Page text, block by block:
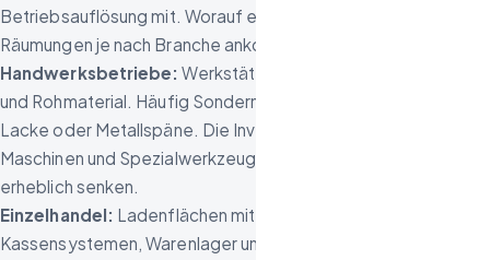
Betriebsauflösung mit. Worauf es bei gewerblichen
Räumungen je nach Branche ankommt:
Handwerksbetriebe: Werkstätten mit Maschinen, Werkzeug
und Rohmaterial. Häufig Sondermüll wie Kühlschmierstoffe,
Lacke oder Metallspäne. Die Inventarverwertung von CNC-
Maschinen und Spezialwerkzeug kann die Räumungskosten
erheblich senken.
Einzelhandel: Ladenflächen mit Regalsystemen,
Kassensystemen, Warenlager und Schaufensterdekoration.